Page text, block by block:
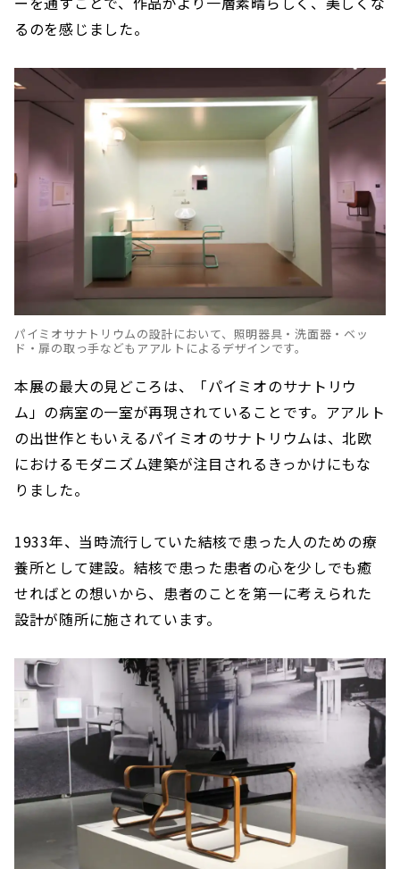
るのを感じました。
パイミオサナトリウムの設計において、照明器具・洗面器・ベッ
ド・扉の取っ手などもアアルトによるデザインです。
本展の最大の見どころは、「パイミオのサナトリウ
ム」の病室の一室が再現されていることです。アアルト
の出世作ともいえるパイミオのサナトリウムは、北欧
におけるモダニズム建築が注目されるきっかけにもな
りました。
1933年、当時流行していた結核で患った人のための療
養所として建設。結核で患った患者の心を少しでも癒
せればとの想いから、患者のことを第一に考えられた
設計が随所に施されています。